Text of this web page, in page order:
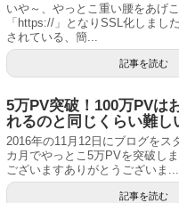
いや～、やっとこ重い腰をあげ
「https://」となりSSL化しまし
されている、簡...
記事を読む
5万PV突破！100万PVは
れるのと同じくらい難し
2016年の11月12日にブログをス
カ月でやっとこ5万PVを突破し
ございますありがとうございま...
記事を読む